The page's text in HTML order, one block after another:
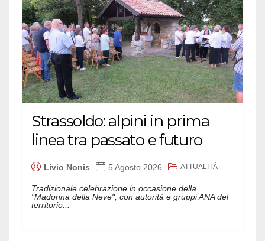
Strassoldo: alpini in prima
linea tra passato e futuro
Livio Nonis 5 Agosto 2026 ATTUALITÀ
Tradizionale celebrazione in occasione della
"Madonna della Neve", con autorità e gruppi ANA del
territorio...